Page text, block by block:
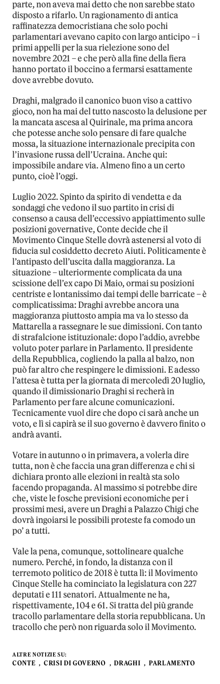
parte, non aveva mai detto che non sarebbe stato
disposto a rifarlo. Un ragionamento di antica
raffinatezza democristiana che solo pochi
parlamentari avevano capito con largo anticipo – i
primi appelli per la sua rielezione sono del
novembre 2021 – e che però alla fine della fiera
hanno portato il boccino a fermarsi esattamente
dove avrebbe dovuto.
Draghi, malgrado il canonico buon viso a cattivo
gioco, non ha mai del tutto nascosto la delusione per
la mancata ascesa al Quirinale, ma prima ancora
che potesse anche solo pensare di fare qualche
mossa, la situazione internazionale precipita con
l’invasione russa dell’Ucraina. Anche qui:
impossibile andare via. Almeno fino a un certo
punto, cioè l’oggi.
Luglio 2022. Spinto da spirito di vendetta e da
sondaggi che vedono il suo partito in crisi di
consenso a causa dell’eccessivo appiattimento sulle
posizioni governative, Conte decide che il
Movimento Cinque Stelle dovrà astenersi al voto di
fiducia sul cosiddetto decreto Aiuti. Politicamente è
l’antipasto dell’uscita dalla maggioranza. La
situazione – ulteriormente complicata da una
scissione dell’ex capo Di Maio, ormai su posizioni
centriste e lontanissimo dai tempi delle barricate – è
complicatissima: Draghi avrebbe ancora una
maggioranza piuttosto ampia ma va lo stesso da
Mattarella a rassegnare le sue dimissioni. Con tanto
di strafalcione istituzionale: dopo l’addio, avrebbe
voluto poter parlare in Parlamento. Il presidente
della Repubblica, cogliendo la palla al balzo, non
può far altro che respingere le dimissioni. E adesso
l’attesa è tutta per la giornata di mercoledì 20 luglio,
quando il dimissionario Draghi si recherà in
Parlamento per fare alcune comunicazioni.
Tecnicamente vuol dire che dopo ci sarà anche un
voto, e lì si capirà se il suo governo è davvero finito o
andrà avanti.
Votare in autunno o in primavera, a volerla dire
tutta, non è che faccia una gran differenza e chi si
dichiara pronto alle elezioni in realtà sta solo
facendo propaganda. Al massimo si potrebbe dire
che, viste le fosche previsioni economiche per i
prossimi mesi, avere un Draghi a Palazzo Chigi che
dovrà ingoiarsi le possibili proteste fa comodo un
po’ a tutti.
Vale la pena, comunque, sottolineare qualche
numero. Perché, in fondo, la distanza con il
terremoto politico de 2018 è tutta lì: il Movimento
Cinque Stelle ha cominciato la legislatura con 227
deputati e 111 senatori. Attualmente ne ha,
rispettivamente, 104 e 61. Si tratta del più grande
tracollo parlamentare della storia repubblicana. Un
tracollo che però non riguarda solo il Movimento.
ALTRE NOTIZIE SU:
CONTE CRISI DI GOVERNO DRAGHI PARLAMENTO